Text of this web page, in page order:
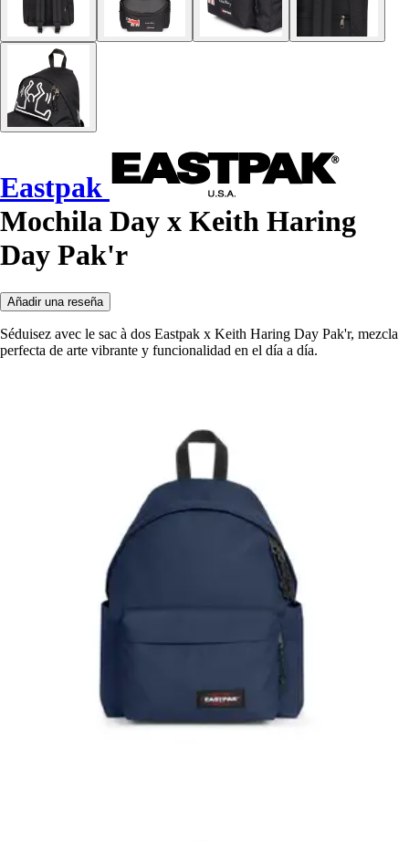
Eastpak
Mochila Day x Keith Haring
Day Pak'r
Añadir una reseña
Séduisez avec le sac à dos Eastpak x Keith Haring Day Pak'r, mezcla
perfecta de arte vibrante y funcionalidad en el día a día.